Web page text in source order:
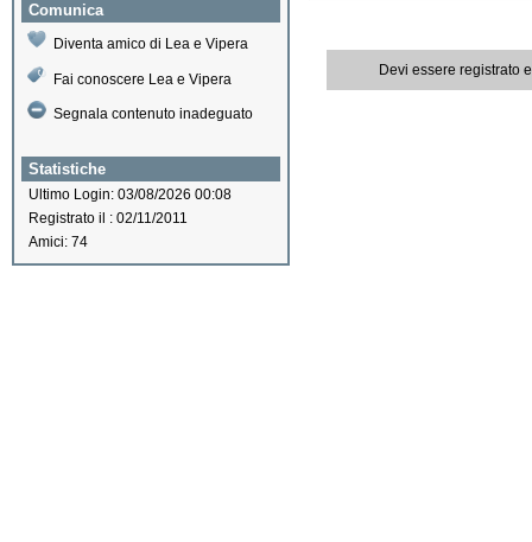
Comunica
Diventa amico di Lea e Vipera
Fai conoscere Lea e Vipera
Segnala contenuto inadeguato
Statistiche
Ultimo Login: 03/08/2026 00:08
Registrato il : 02/11/2011
Amici: 74
Devi essere registrato